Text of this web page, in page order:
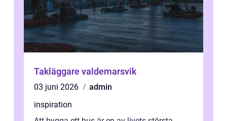
Takläggare valdemarsvik
03 juni 2026
admin
inspiration